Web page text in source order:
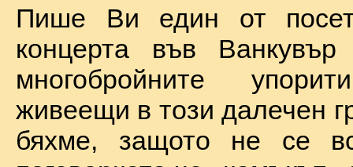
Пише Ви един от
концерта във
многобройните
живеещи в този далечен
бяхме, защото не се